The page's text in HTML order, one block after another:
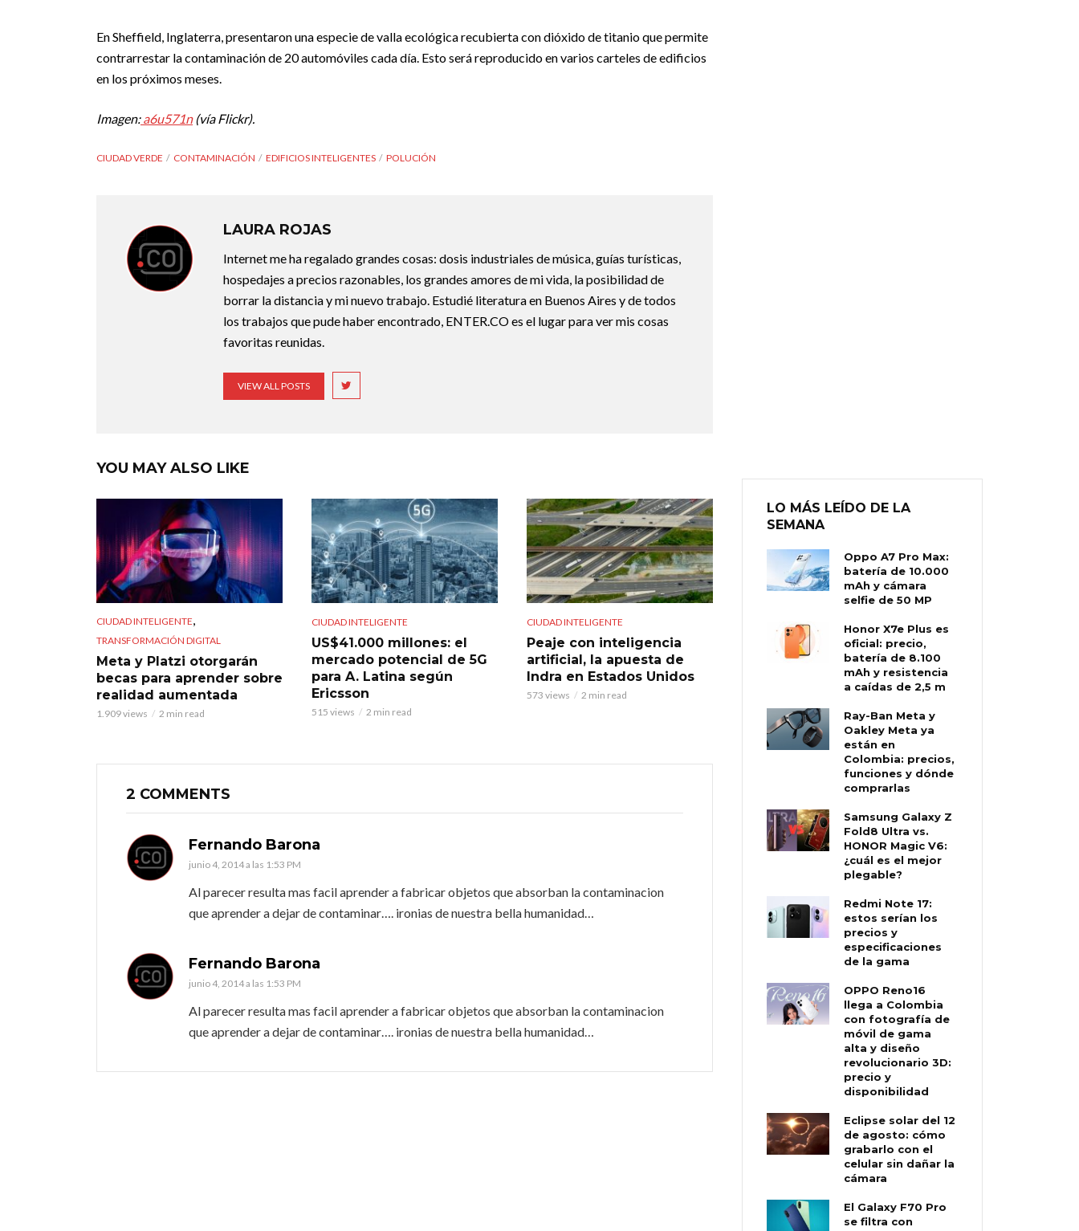
En Sheffield, Inglaterra, presentaron una especie de valla ecológica recubierta con dióxido de titanio que permite
contrarrestar la contaminación de 20 automóviles cada día. Esto será reproducido en varios carteles de edificios
en los próximos meses.
Imagen:a6u571n(vía Flickr).
CIUDAD VERDE CONTAMINACIÓN EDIFICIOS INTELIGENTES POLUCIÓN
LAURA ROJAS
Internet me ha regalado grandes cosas: dosis industriales de música, guías turísticas,
hospedajes a precios razonables, los grandes amores de mi vida, la posibilidad de
borrar la distancia y mi nuevo trabajo. Estudié literatura en Buenos Aires y de todos
los trabajos que pude haber encontrado, ENTER.CO es el lugar para ver mis cosas
favoritas reunidas.
VIEW ALL POSTS
YOU MAY ALSO LIKE
CIUDAD INTELIGENTE,
TRANSFORMACIÓN DIGITAL
Meta y Platzi otorgarán
becas para aprender sobre
realidad aumentada
1.909 views 2 min read
CIUDAD INTELIGENTE
US$41.000 millones: el
mercado potencial de 5G
para A. Latina según
Ericsson
515 views 2 min read
CIUDAD INTELIGENTE
Peaje con inteligencia
artificial, la apuesta de
Indra en Estados Unidos
573 views 2 min read
2 COMMENTS
Fernando Barona
junio 4, 2014 a las 1:53 PM
Al parecer resulta mas facil aprender a fabricar objetos que absorban la contaminacion
que aprender a dejar de contaminar…. ironias de nuestra bella humanidad…
Fernando Barona
junio 4, 2014 a las 1:53 PM
Al parecer resulta mas facil aprender a fabricar objetos que absorban la contaminacion
que aprender a dejar de contaminar…. ironias de nuestra bella humanidad…
LO MÁS LEÍDO DE LA
SEMANA
Oppo A7 Pro Max:
batería de 10.000
mAh y cámara
selfie de 50 MP
Honor X7e Plus es
oficial: precio,
batería de 8.100
mAh y resistencia
a caídas de 2,5 m
Ray-Ban Meta y
Oakley Meta ya
están en
Colombia: precios,
funciones y dónde
comprarlas
Samsung Galaxy Z
Fold8 Ultra vs.
HONOR Magic V6:
¿cuál es el mejor
plegable?
Redmi Note 17:
estos serían los
precios y
especificaciones
de la gama
OPPO Reno16
llega a Colombia
con fotografía de
móvil de gama
alta y diseño
revolucionario 3D:
precio y
disponibilidad
Eclipse solar del 12
de agosto: cómo
grabarlo con el
celular sin dañar la
cámara
El Galaxy F70 Pro
se filtra con